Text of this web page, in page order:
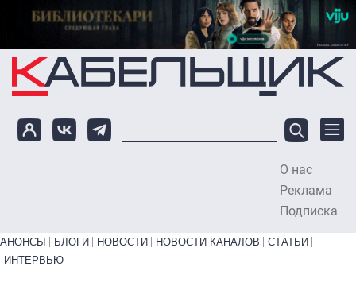
Перейти к основному содержанию
О нас
Реклама
Подписка
Primary links bottom
АНОНСЫ БЛОГИ НОВОСТИ НОВОСТИ КАНАЛОВ
СТАТЬИ
ИНТЕРВЬЮ